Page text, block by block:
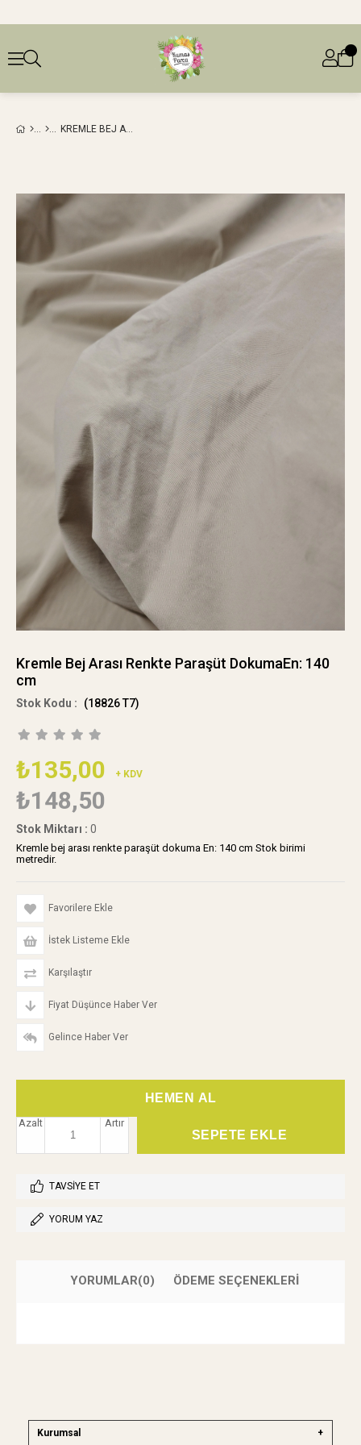
KREMLE BEJ ARASI RENKTE PARAŞÜT DOKUMAEN: 140 CM
Kremle Bej Arası Renkte Paraşüt DokumaEn: 140
cm
(18826 T7)
₺135,00 + KDV
₺148,50
Stok Miktarı : 0
Kremle bej arası renkte paraşüt dokuma En: 140 cm Stok birimi
metredir.
Favorilere Ekle
İstek Listeme Ekle
Karşılaştır
Fiyat Düşünce Haber Ver
Gelince Haber Ver
Artır
Azalt
TAVSIYE ET
YORUM YAZ
YORUMLAR(0) ÖDEME SEÇENEKLERI
Kurumsal